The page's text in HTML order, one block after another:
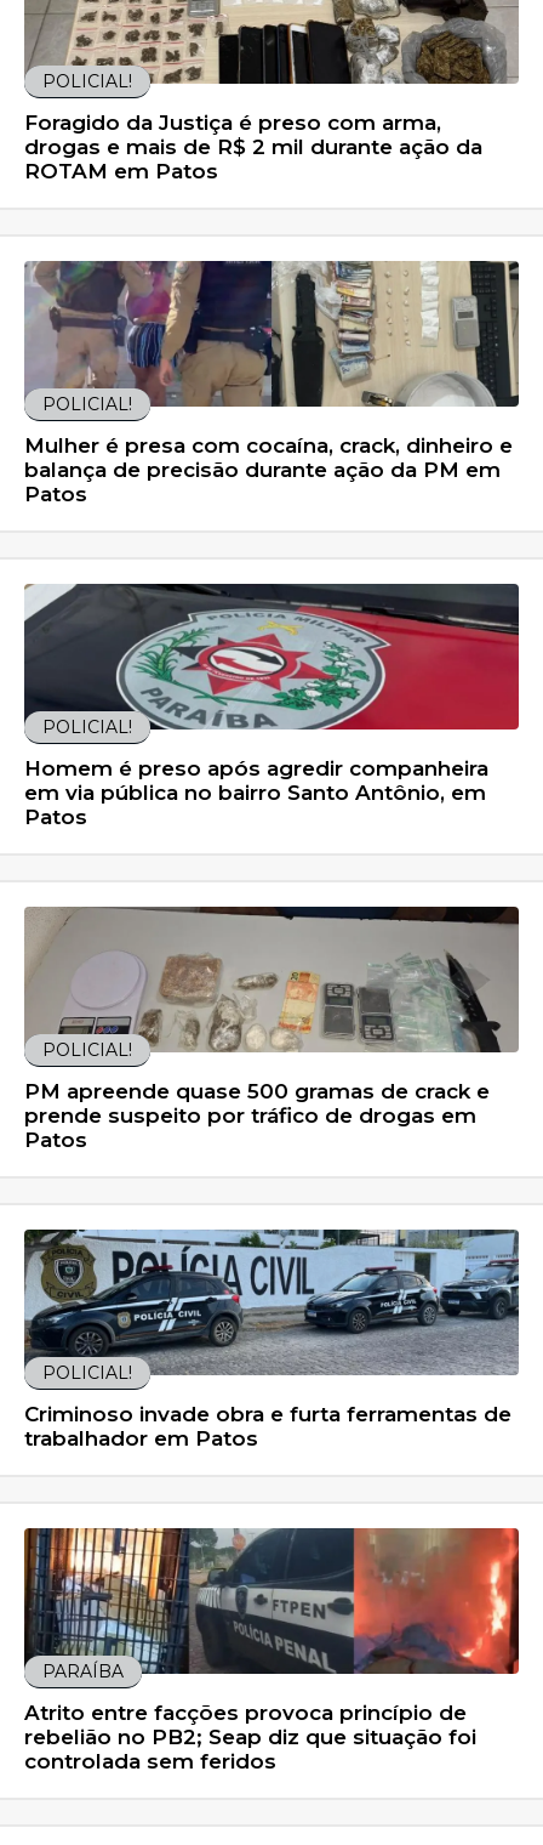
POLICIAL!
Foragido da Justiça é preso com arma,
drogas e mais de R$ 2 mil durante ação da
ROTAM em Patos
POLICIAL!
Mulher é presa com cocaína, crack, dinheiro e
balança de precisão durante ação da PM em
Patos
POLICIAL!
Homem é preso após agredir companheira
em via pública no bairro Santo Antônio, em
Patos
POLICIAL!
PM apreende quase 500 gramas de crack e
prende suspeito por tráfico de drogas em
Patos
POLICIAL!
Criminoso invade obra e furta ferramentas de
trabalhador em Patos
PARAÍBA
Atrito entre facções provoca princípio de
rebelião no PB2; Seap diz que situação foi
controlada sem feridos